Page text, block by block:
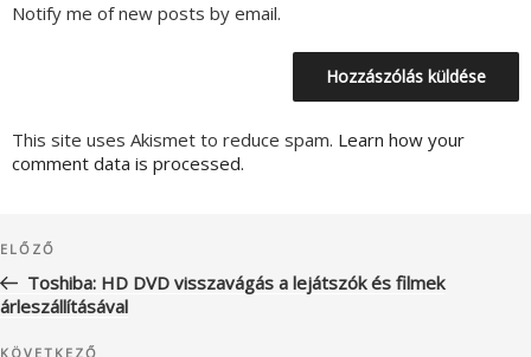
Notify me of new posts by email.
This site uses Akismet to reduce spam. Learn how your
comment data is processed.
navigáció
Korábbi
bejegyzés
ELŐZŐ
Toshiba: HD DVD visszavágás a lejátszók és filmek
árleszállításával
KÖVETKEZŐ